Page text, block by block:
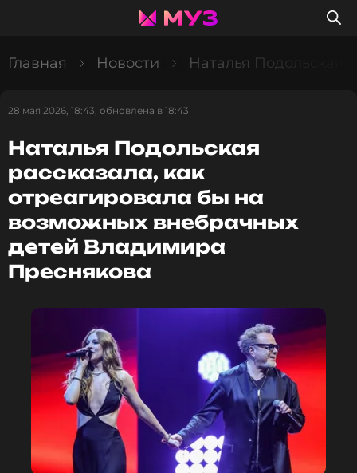
Главная Новости Наталья Подольская
28 мая 2026, 18:43, обновлена в 18:43
Наталья Подольская
рассказала, как
отреагировала бы на
возможных внебрачных
детей Владимира
Преснякова